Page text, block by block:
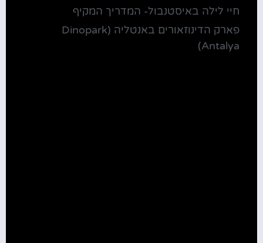
חיי לילה באיסטנבול- המדריך המקיף
פארק הדינוזאורים באנטליה (Dinopark
Antalya)